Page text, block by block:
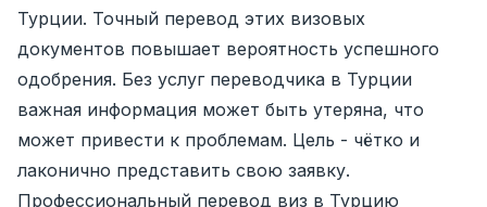
Турции. Точный перевод этих визовых
документов повышает вероятность успешного
одобрения. Без услуг переводчика в Турции
важная информация может быть утеряна, что
может привести к проблемам. Цель - чётко и
лаконично представить свою заявку.
Профессиональный перевод виз в Турцию